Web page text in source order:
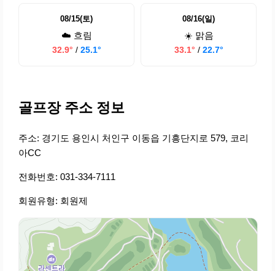
08/15(토)
☁️ 흐림
32.9° / 25.1°
08/16(일)
☀️ 맑음
33.1° / 22.7°
골프장 주소 정보
주소: 경기도 용인시 처인구 이동읍 기흥단지로 579, 코리
아CC
전화번호: 031-334-7111
회원유형: 회원제